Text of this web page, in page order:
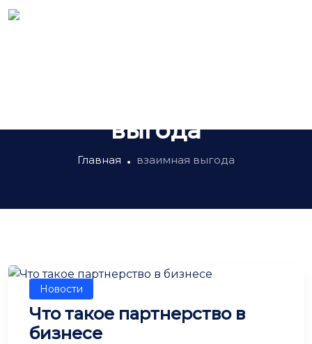
выгода
Главная взаимная выгода
Новости
Что такое партнерство в
бизнесе